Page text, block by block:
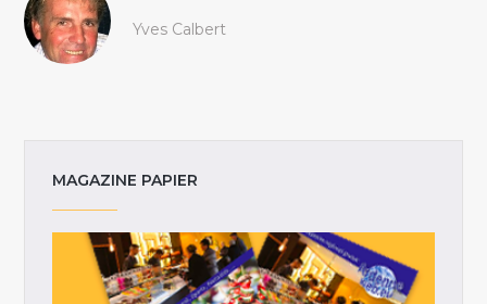
Yves Calbert
MAGAZINE PAPIER